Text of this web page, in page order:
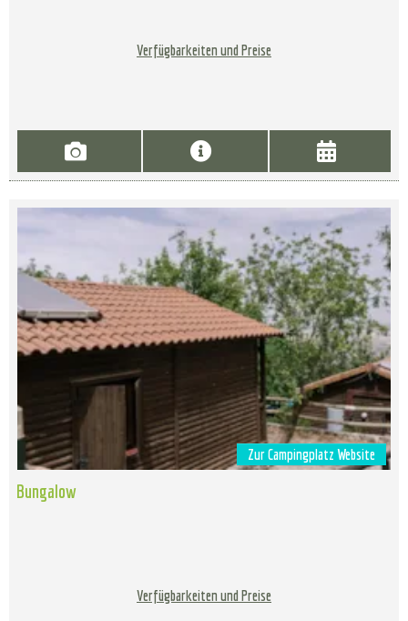
Verfügbarkeiten und Preise
Zur Campingplatz Website
Bungalow
Verfügbarkeiten und Preise